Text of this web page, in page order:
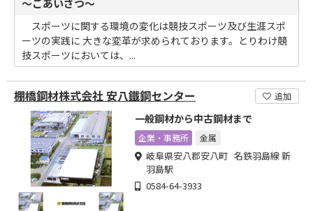
～ごあいさつ～
スポーツに関する環境の変化は競技スポーツ及び生涯スポ
ーツの実践に 大きな変革が求められております。とりわけ競
技スポーツにおいては、...
棚橋鋼材株式会社 安八鐵鋼センター 追加
一般鋼材から中古鋼材まで
企業・事務所 金属
岐阜県安八郡安八町 名鉄羽島線 新
羽島駅
0584-64-3933